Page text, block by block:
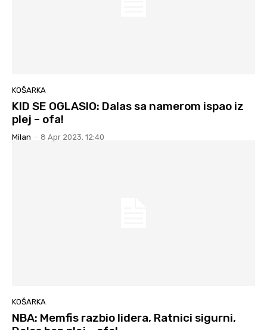
KOŠARKA
KID SE OGLASIO: Dalas sa namerom ispao iz
plej – ofa!
Milan - 8 Apr 2023. 12:40
KOŠARKA
NBA: Memfis razbio lidera, Ratnici sigurni,